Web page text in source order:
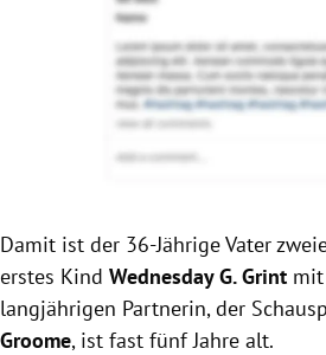
Damit ist der 36-Jährige Vater
erstes Kind Wednesday G. Grint
langjährigen Partnerin, der
Groome, ist fast fünf Jahre alt.